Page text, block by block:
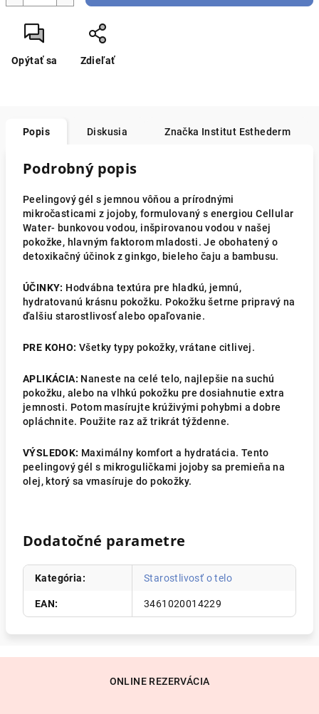
Opýtať sa Zdieľať
Popis Diskusia Značka Institut Esthederm
Podrobný popis
Peelingový gél s jemnou vôňou a prírodnými
mikročasticami z jojoby, formulovaný s energiou Cellular
Water- bunkovou vodou, inšpirovanou vodou v našej
pokožke, hlavným faktorom mladosti. Je obohatený o
detoxikačný účinok z ginkgo, bieleho čaju a bambusu.
ÚČINKY: Hodvábna textúra pre hladkú, jemnú,
hydratovanú krásnu pokožku. Pokožku šetrne pripravý na
ďalšiu starostlivosť alebo opaľovanie.
PRE KOHO: Všetky typy pokožky, vrátane citlivej.
APLIKÁCIA: Naneste na celé telo, najlepšie na suchú
pokožku, alebo na vlhkú pokožku pre dosiahnutie extra
jemnosti. Potom masírujte krúživými pohybmi a dobre
opláchnite. Použite raz až trikrát týždenne.
VÝSLEDOK: Maximálny komfort a hydratácia. Tento
peelingový gél s mikroguličkami jojoby sa premieňa na
olej, ktorý sa vmasíruje do pokožky.
Dodatočné parametre
Kategória: Starostlivosť o telo
EAN: 3461020014229
ONLINE REZERVÁCIA